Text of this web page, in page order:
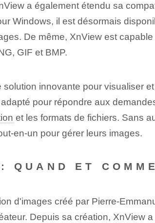
a également étendu sa
Windows, il est désormais
De même, XnView est
GIF et BMP.
innovante pour visualiser
pour répondre aux
et les formats de fichiers. Sans
en-un pour gérer leurs images.
QUAND ET
d'images créé par Pierre-
Depuis sa création, XnView